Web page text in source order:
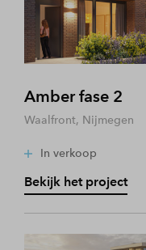
Amber fase 2
Waalfront, Nijmegen
In verkoop
Bekijk het project